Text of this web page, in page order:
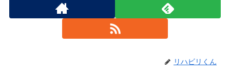
リハビリくん